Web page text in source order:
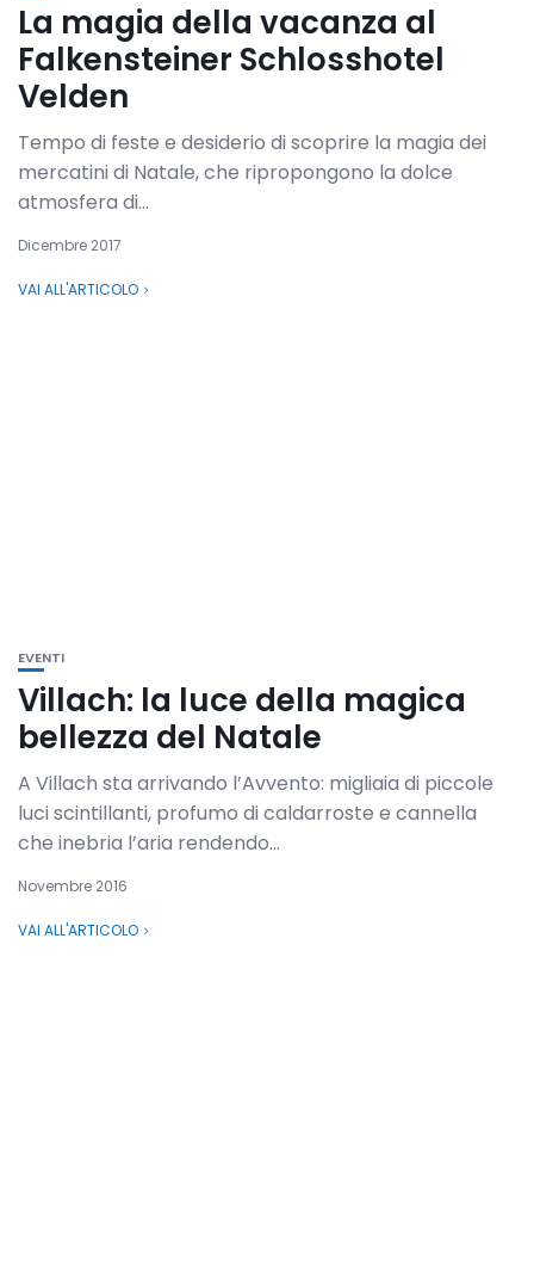
La magia della vacanza al
Falkensteiner Schlosshotel
Velden
Tempo di feste e desiderio di scoprire la magia dei
mercatini di Natale, che ripropongono la dolce
atmosfera di...
Dicembre 2017
VAI ALL'ARTICOLO
EVENTI
Villach: la luce della magica
bellezza del Natale
A Villach sta arrivando l’Avvento: migliaia di piccole
luci scintillanti, profumo di caldarroste e cannella
che inebria l’aria rendendo...
Novembre 2016
VAI ALL'ARTICOLO